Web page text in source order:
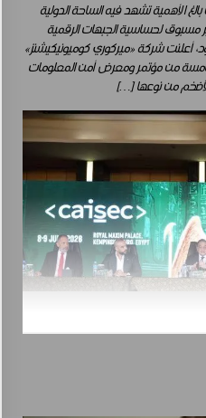
الأهمية تشهد فيه الساحة الدولية
مسبوق لحساسية الجبهات الرقمية
أعلنت شركة «ميركوري كوميونيكيشنز»
من مؤتمر ومعرض أمن المعلومات